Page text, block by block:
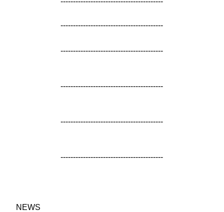
-----------------------------------------
-----------------------------------------
-----------------------------------------
-----------------------------------------
-----------------------------------------
NEWS